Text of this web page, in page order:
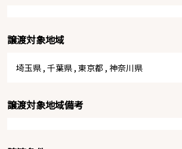
譲渡対象地域
埼玉県 , 千葉県 , 東京都 , 神奈川県
譲渡対象地域備考